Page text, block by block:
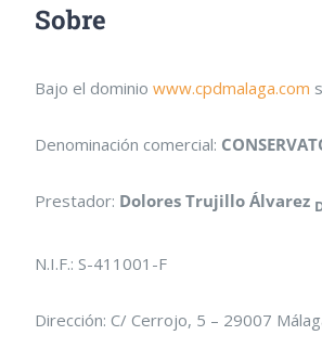
Sobre
Bajo el dominio www.cpdmalaga.com
Denominación comercial:
Prestador: Dolores Trujillo Álvarez
N.I.F.: S-411001-F
Dirección: C/ Cerrojo, 5 – 29007